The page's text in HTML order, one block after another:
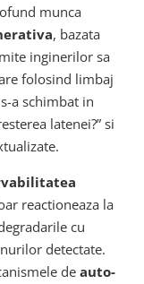
munca
, bazata
inginerilor sa
folosind limbaj
a schimbat in
latenei?” si
reactioneaza la
cu
detectate.
de auto-